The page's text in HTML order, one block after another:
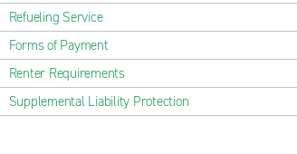
Refueling Service
Forms of Payment
Renter Requirements
Supplemental Liability Protection